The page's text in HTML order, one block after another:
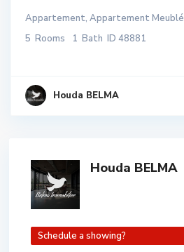
Appartement, Appartement Meublé
5 Rooms 1 Bath ID 48881
Houda BELMA
Houda BELMA
Schedule a showing?